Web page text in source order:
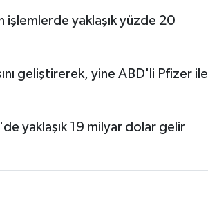
işlemlerde yaklaşık yüzde 20
geliştirerek, yine ABD'li Pfizer ile
yaklaşık 19 milyar dolar gelir